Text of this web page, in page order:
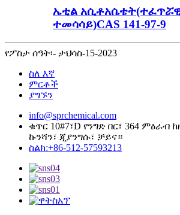
ኤቲል
ተመሳሳይ)CAS 141-97-9
የፖስታ ሰዓት፡- ታህሳስ-15-2023
ስለ እኛ
ምርቶች
ያግኙን
info@sprchemical.com
ቁጥር 10#7፣D የንግድ በር፣ 364 ምዕራብ
ኩንሻን፣ ጂያንግሱ፣ ቻይና።
ስልክ:+86-512-57593213